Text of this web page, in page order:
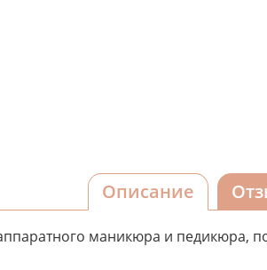
Описание
маникюра и педикюра,